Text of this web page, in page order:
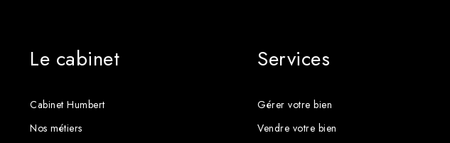
Le cabinet
Cabinet Humbert
Nos métiers
Services
Gérer votre bien
Vendre votre bien